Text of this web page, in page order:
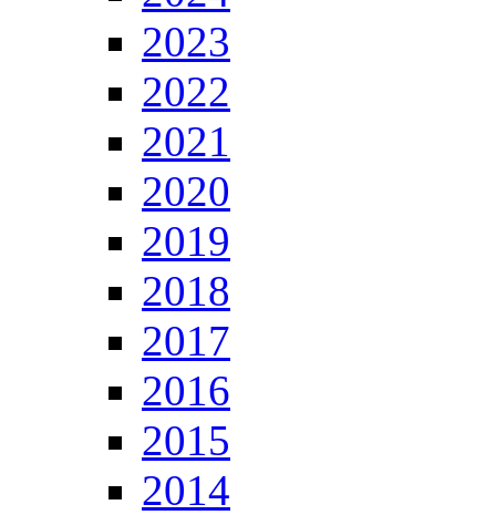
2023
2022
2021
2020
2019
2018
2017
2016
2015
2014